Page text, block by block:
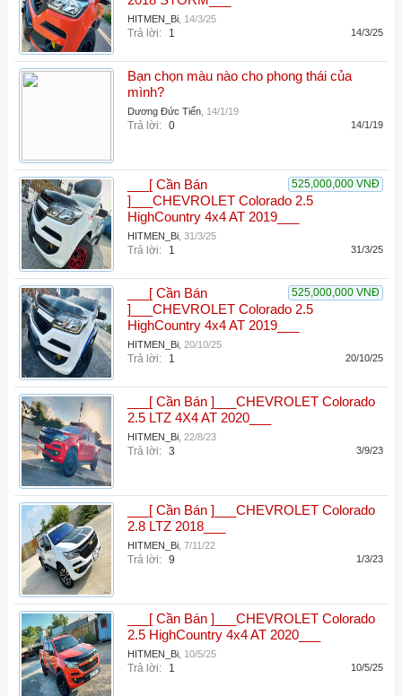
HITMEN_Bi 14/3/25
Trả lời: 1 14/3/25
Bạn chọn màu nào cho phong thái của
mình?
Dương Đức Tiến 14/1/19
Trả lời: 0 14/1/19
525,000,000 VNĐ
___[ Cần Bán
]___CHEVROLET Colorado 2.5
HighCountry 4x4 AT 2019___
HITMEN_Bi 31/3/25
Trả lời: 1 31/3/25
525,000,000 VNĐ
___[ Cần Bán
]___CHEVROLET Colorado 2.5
HighCountry 4x4 AT 2019___
HITMEN_Bi 20/10/25
Trả lời: 1 20/10/25
___[ Cần Bán ]___CHEVROLET Colorado
2.5 LTZ 4X4 AT 2020___
HITMEN_Bi 22/8/23
Trả lời: 3 3/9/23
___[ Cần Bán ]___CHEVROLET Colorado
2.8 LTZ 2018___
HITMEN_Bi 7/11/22
Trả lời: 9 1/3/23
___[ Cần Bán ]___CHEVROLET Colorado
2.5 HighCountry 4x4 AT 2020___
HITMEN_Bi 10/5/25
Trả lời: 1 10/5/25